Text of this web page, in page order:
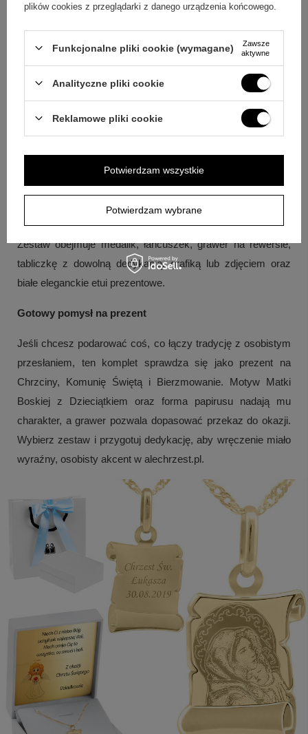
+5
Zobacz więcej
grawerowania laserem, która charakteryzuje się
precyzyjnym wykonaniem.
Jakie informacje można umieścić w grawerze na
rewersie?
Odpowiedź:W zestawie przewidziano grawer na
Jak potwierdzona jest próba złota?
Odpowiedź:
Czy grawer jest wliczony w cenę?
cenę wliczony grawer na upominku.
Pytanie:Jakie elementy zawiera komplet?Odpowiedź:
Zestaw obejmuje medalik, łańcuszek, grawer na rewersie,
tabliczkę z dowolną dedykacją, grafiką lub zdjęciem oraz
białe eleganckie etui prezentowe.
Gotowy pomysł na prezent
Jeśli chcesz podarować coś, co łączy tradycję z osobistym
przesłaniem, ten komplet sprawdza się jako prezent na
Chrzciny, Komunię Świętą i Bierzmowanie. Motyw Matki
Boskiej z Dzieciątkiem oraz forma papirusu nadają mu
charakter, a grawer pozwala dopasować przekaz do okazji.
Wybierz zestaw i przygotuj dedykację, aby wręczenie miało
wyraźny, osobisty akcent w alechrzest.pl.
plików cookies z przeglądarki z danego urządzenia końcowego.
Funkcjonalne pliki cookie (wymagane)
Zawsze
aktywne
Analityczne pliki cookie
Reklamowe pliki cookie
Potwierdzam wybrane
Potwierdzam wszystkie